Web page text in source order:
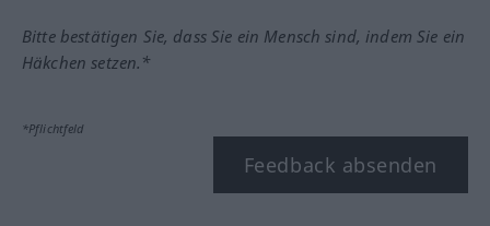
Bitte bestätigen Sie, dass Sie ein Mensch sind, indem Sie ein
Häkchen setzen.*
*Pflichtfeld
Feedback absenden